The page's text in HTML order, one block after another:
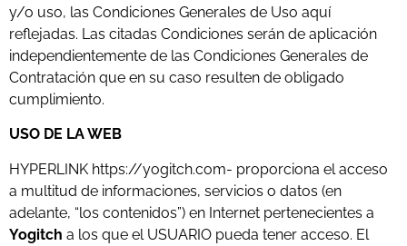
y/o uso, las Condiciones Generales de Uso aquí
reflejadas. Las citadas Condiciones serán de aplicación
independientemente de las Condiciones Generales de
Contratación que en su caso resulten de obligado
cumplimiento.
USO DE LA WEB
HYPERLINK https://yogitch.com- proporciona el acceso
a multitud de informaciones, servicios o datos (en
adelante, “los contenidos”) en Internet pertenecientes a
Yogitch a los que el USUARIO pueda tener acceso. El